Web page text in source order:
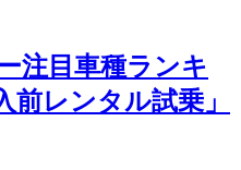
注目車種ランキ
前レンタル試乗」